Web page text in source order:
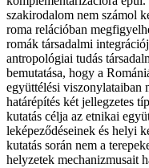
szakirodalom nem számol
roma relációban
romák társadalmi
antropológiai tudás
bemutatása, hogy a
együttélési viszonylataiban
határépítés két jellegzetes
kutatás célja az etnikai
leképeződéseinek és helyi
kutatás során nem a
helyzetek mechanizmusait